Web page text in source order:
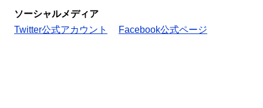
ソーシャルメディア
Twitter公式アカウント
Facebook公式ページ